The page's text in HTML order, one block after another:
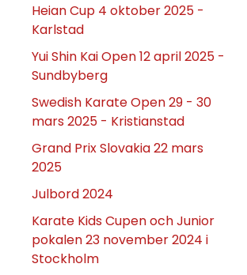
Heian Cup 4 oktober 2025 -
Karlstad
Yui Shin Kai Open 12 april 2025 -
Sundbyberg
Swedish Karate Open 29 - 30
mars 2025 - Kristianstad
Grand Prix Slovakia 22 mars
2025
Julbord 2024
Karate Kids Cupen och Junior
pokalen 23 november 2024 i
Stockholm